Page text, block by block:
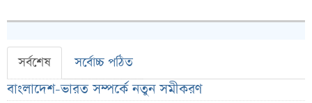
সর্বশেষ সর্বোচ্চ পঠিত
বাংলাদেশ-ভারত সম্পর্কে নতুন সমীকরণ